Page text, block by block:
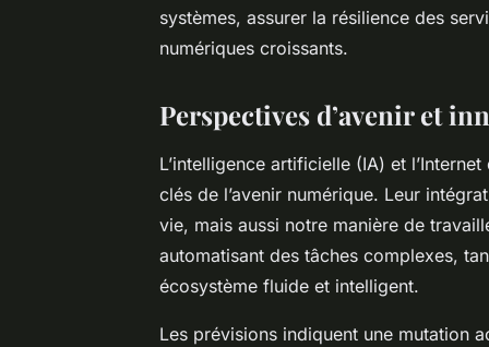
systèmes, assurer la résilience des
numériques croissants.
Perspectives d’avenir et
L’intelligence artificielle (IA) et
clés de l’avenir numérique. Leur
vie, mais aussi notre manière de
automatisant des tâches complexes,
écosystème fluide et intelligent.
Les prévisions indiquent une mutation